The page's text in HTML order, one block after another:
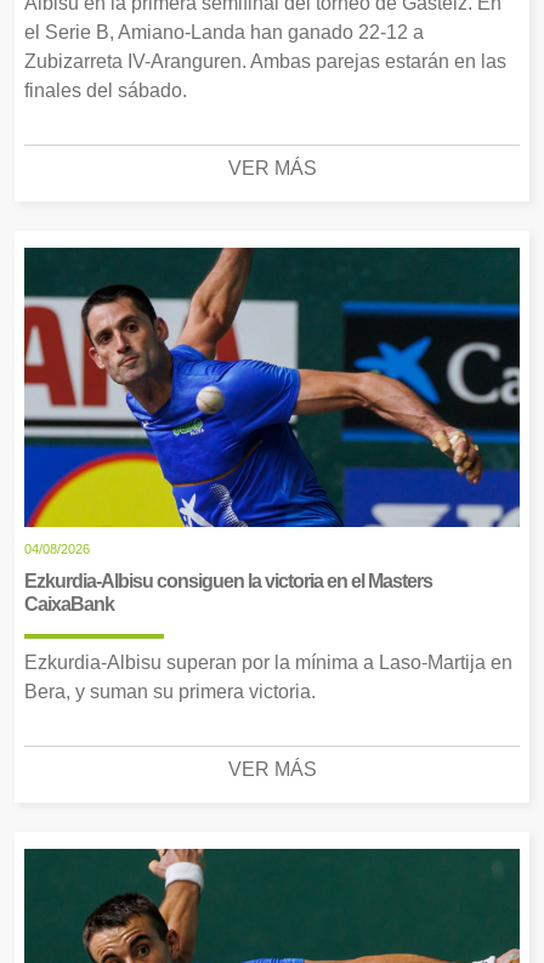
el Serie B, Amiano-Landa han ganado 22-12 a
Zubizarreta IV-Aranguren. Ambas parejas estarán en las
finales del sábado.
VER MÁS
04/08/2026
Ezkurdia-Albisu consiguen la victoria en el Masters
CaixaBank
Ezkurdia-Albisu superan por la mínima a Laso-Martija en
Bera, y suman su primera victoria.
VER MÁS